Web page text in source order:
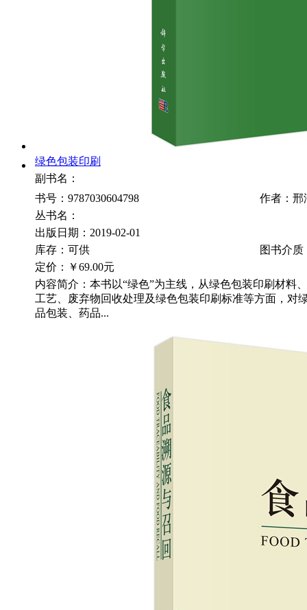
绿色包装印刷
副书名：
书号：9787030604798
作者：邢
丛书名：
出版日期：2019-02-01
库存：可供
图书介质
定价：
￥69.00元
内容简介：本书以“绿色”为主线，从绿色包装印刷材料
工艺、废弃物回收处理及绿色包装印刷标准等方面，对
品包装、药品...